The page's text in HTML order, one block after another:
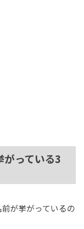
っている3
が挙がっているの